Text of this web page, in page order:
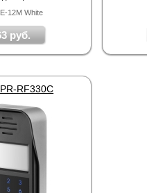
12M White
руб.
RF330С